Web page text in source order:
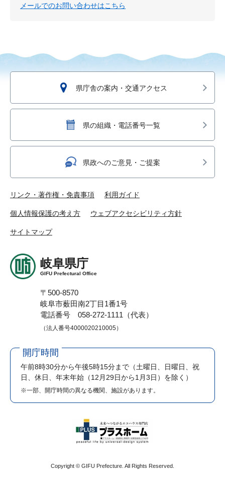
メールでのお問い合わせはこちら
県庁舎の案内・交通アクセス
県の組織・電話番号一覧
県政へのご意見・ご提案
リンク・著作権・免責事項 利用ガイド
個人情報保護の考え方 ウェブアクセシビリティ方針
サイトマップ
岐阜県庁
GIFU Prefectural Office
〒500-8570
岐阜市薮田南2丁目1番1号
電話番号 058-272-1111（代表）
（法人番号4000020210005）
開庁時間
午前8時30分から午後5時15分まで （土曜日、日曜日、祝
日、休日、年末年始（12月29日から1月3日）を除く）
※一部、開庁時間の異なる機関、施設があります。
Copyright © GIFU Prefecture. All Rights Reserved.